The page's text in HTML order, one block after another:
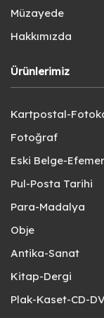
Müzayede
Hakkımızda
Ürünlerimiz
Kartpostal-
Fotoğraf
Eski Belge-
Pul-Posta Tarihi
Para-Madalya
Obje
Antika-Sanat
Kitap-Dergi
Plak-Kaset-CD-